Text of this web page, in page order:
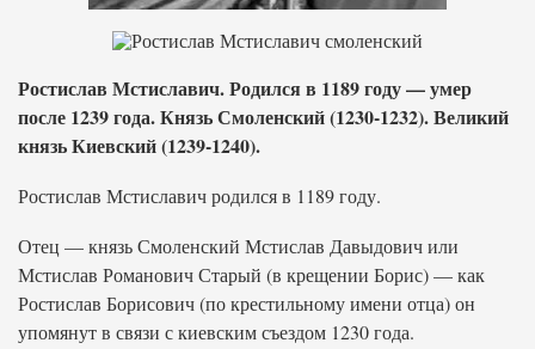
Ростислав Мстиславич. Родился в 1189 году — умер
после 1239 года. Князь Смоленский (1230-1232). Великий
князь Киевский (1239-1240).
Ростислав Мстиславич родился в 1189 году.
Отец — князь Смоленский Мстислав Давыдович или
Мстислав Романович Старый (в крещении Борис) — как
Ростислав Борисович (по крестильному имени отца) он
упомянут в связи с киевским съездом 1230 года.